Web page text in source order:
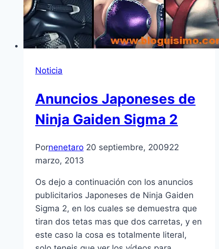
Noticia
Anuncios Japoneses de
Ninja Gaiden Sigma 2
Pornenetaro 20 septiembre, 200922
marzo, 2013
Os dejo a continuación con los anuncios
publicitarios Japoneses de Ninja Gaiden
Sigma 2, en los cuales se demuestra que
tiran dos tetas mas que dos carretas, y en
este caso la cosa es totalmente literal,